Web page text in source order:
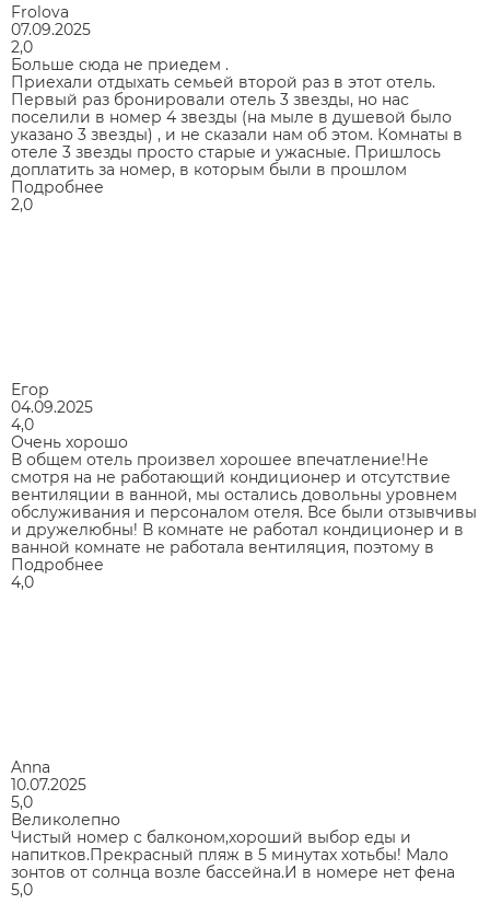
Frolova
07.09.2025
2,0
Больше сюда не приедем .
Приехали отдыхать семьей второй раз в этот отель.
Первый раз бронировали отель 3 звезды, но нас
поселили в номер 4 звезды (на мыле в душевой было
указано 3 звезды) , и не сказали нам об этом. Комнаты в
отеле 3 звезды просто старые и ужасные. Пришлось
доплатить за номер, в которым были в прошлом
Подробнее
2,0
Егор
04.09.2025
4,0
Очень хорошо
В общем отель произвел хорошее впечатление!Не
смотря на не работающий кондиционер и отсутствие
вентиляции в ванной, мы остались довольны уровнем
обслуживания и персоналом отеля. Все были отзывчивы
и дружелюбны! В комнате не работал кондиционер и в
ванной комнате не работала вентиляция, поэтому в
Подробнее
4,0
Anna
10.07.2025
5,0
Великолепно
Чистый номер с балконом,хороший выбор еды и
напитков.Прекрасный пляж в 5 минутах хотьбы! Мало
зонтов от солнца возле бассейна.И в номере нет фена
5,0